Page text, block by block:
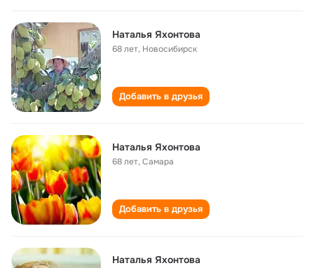
Наталья Яхонтова
68 лет, Новосибирск
Добавить в друзья
Наталья Яхонтова
68 лет,Самара
Добавить в друзья
Наталья Яхонтова